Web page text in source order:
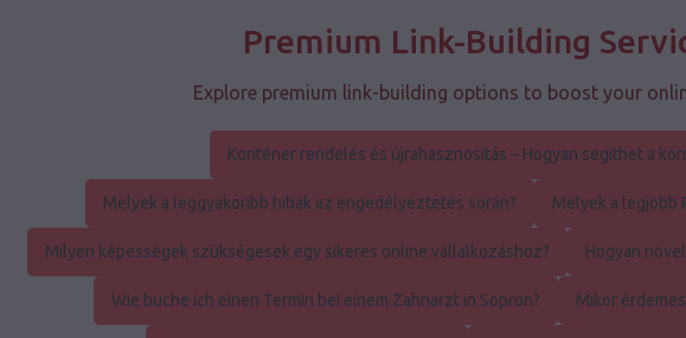
Premium Link-Building
Explore premium link-building options to boost your
Konténer rendelés és újrahasznosítás – Hogyan segíthet a
Melyek a leggyakoribb hibák az engedélyeztetés során? Melyek a legjobb
Milyen képességek szükségesek egy sikeres online vállalkozáshoz? Hogyan
Wie buche ich einen Termin bei einem Zahnarzt in Sopron? Mikor